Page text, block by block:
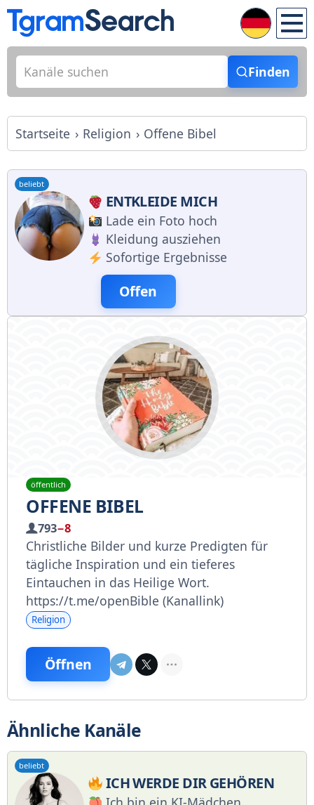
Finden
Startseite Religion Offene Bibel
beliebt
ENTKLEIDE MICH
Lade ein Foto hoch
Kleidung ausziehen
Sofortige Ergebnisse
Offen
öffentlich
OFFENE BIBEL
793−8
Christliche Bilder und kurze Predigten für
tägliche Inspiration und ein tieferes
Eintauchen in das Heilige Wort.
https://t.me/openBible (Kanallink)
Religion
Öffnen
Ähnliche Kanäle
beliebt
ICH WERDE DIR GEHÖREN